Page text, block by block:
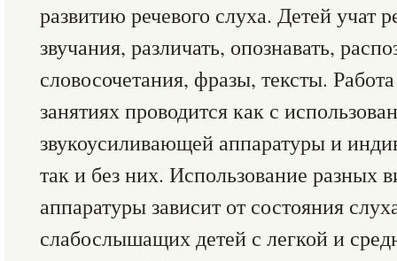
развитию речевого слуха. Детей учат
звучания, различать, опознавать,
словосочетания, фразы, тексты.
занятиях проводится как с
звукоусиливающей аппаратуры и
так и без них. Использование разных
аппаратуры зависит от состояния
слабослышащих детей с легкой и